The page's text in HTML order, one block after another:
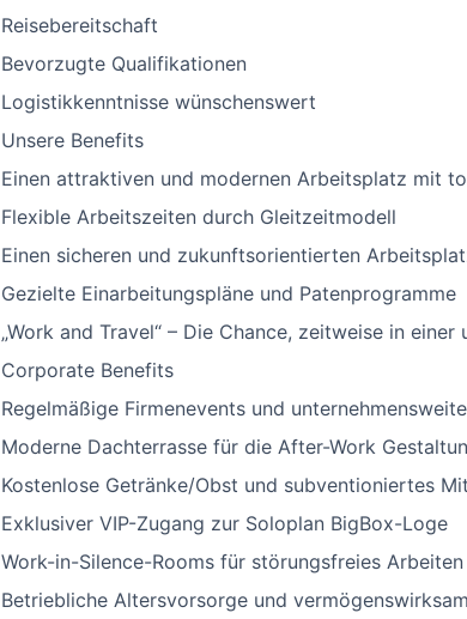
Reisebereitschaft
Bevorzugte Qualifikationen
Logistikkenntnisse wünschenswert
Unsere Benefits
Einen attraktiven und modernen Arbeitsplatz mit
Flexible Arbeitszeiten durch Gleitzeitmodell
Einen sicheren und zukunftsorientierten
Gezielte Einarbeitungspläne und Patenprogramme
„Work and Travel“ – Die Chance, zeitweise in
Corporate Benefits
Regelmäßige Firmenevents und
Moderne Dachterrasse für die After-Work
Kostenlose Getränke/Obst und subventioniertes
Exklusiver VIP-Zugang zur Soloplan BigBox-Loge
Work-in-Silence-Rooms für störungsfreies Arbeiten
Betriebliche Altersvorsorge und